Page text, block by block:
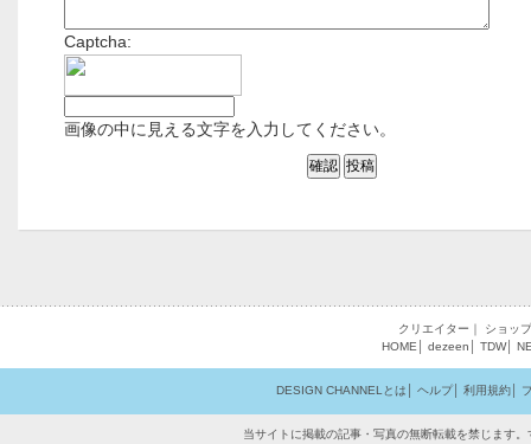
Captcha:
画像の中に見える文字を入力してください。
クリエイター
ショップ
HOME
dezeen TDW│
DESIGN CHANNELとは ヘルプ│ 利用規約│
当サイトに掲載の記事・写真の無断転載を禁じます